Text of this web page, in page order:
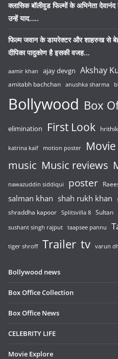
क्लासिक बॉलीवुड फिल्मों के अभिनेता
उन्हें याद…..
फिल्म जवान के डायरेक्टर और शाहरुख से
दीपिका पादुकोण है इसकी वजह…
aamir khan ajay devgn Akshay
amitabh bachchan anushka sharma
Bollywood Box
elimination First Look
katrina kaif motion poster
music Music reviews
nawazuddin siddiqui poster
salman khan shah rukh khan
shraddha kapoor Splitsvilla 8 Sultan
sushant singh rajput taapsee pannu
tiger shroff Trailer tv varun
Bollywood news
Box Office Collection
Box Office News
CELEBRITY LIFE
Movie Explore